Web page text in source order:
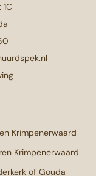
Krimpenerwaard
Krimpenerwaard
of Gouda